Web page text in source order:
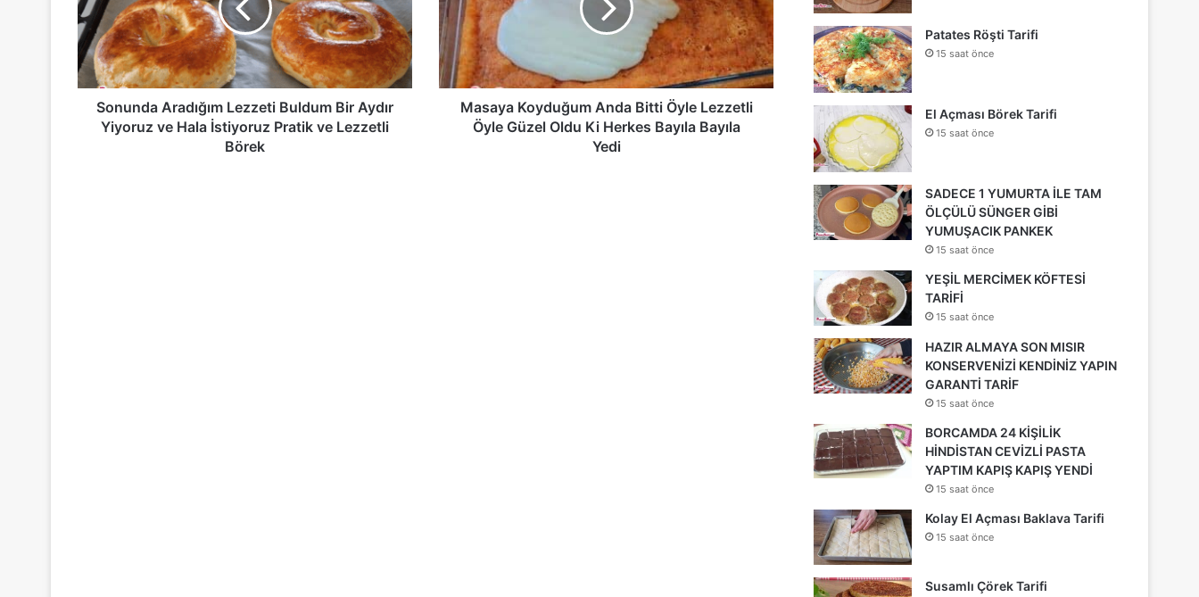
Bir
Aydır
Yiyoruz
ve
Hala
İstiyoruz
Pratik
Sonunda Aradığım Lezzeti Buldum Bir Aydır
Yiyoruz ve Hala İstiyoruz Pratik ve Lezzetli
Börek
Öyle
Lezzetli
Öyle
Güzel
Oldu
Herkes
Masaya Koyduğum Anda Bitti Öyle Lezzetli
Öyle Güzel Oldu Ki Herkes Bayıla Bayıla
Yedi
Patates Röşti Tarifi
15 saat önce
El Açması Börek Tarifi
15 saat önce
SADECE 1 YUMURTA İLE TAM
ÖLÇÜLÜ SÜNGER GİBİ
YUMUŞACIK PANKEK
15 saat önce
YEŞİL MERCİMEK KÖFTESİ
TARİFİ
15 saat önce
HAZIR ALMAYA SON MISIR
KONSERVENİZİ KENDİNİZ YAPIN
GARANTİ TARİF
15 saat önce
BORCAMDA 24 KİŞİLİK
HİNDİSTAN CEVİZLİ PASTA
YAPTIM KAPIŞ KAPIŞ YENDİ
15 saat önce
Kolay El Açması Baklava Tarifi
15 saat önce
Susamlı Çörek Tarifi